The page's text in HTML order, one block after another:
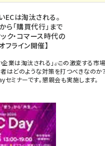
は淘汰される。
ら「購買代行」まで
ク・コマース時代の
フライン開催】
業は淘汰される」――。この激変する市
者はどのような対策を打つべきなのか
セミナーです。懇親会も実施します。